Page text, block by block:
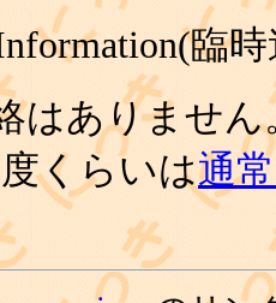
臨
はありませ
くらいは通